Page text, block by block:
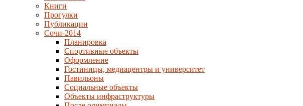
Книги
Прогулки
Публикации
Сочи-2014
Планировка
Спортивные объекты
Оформление
Гостиницы, медиацентры и университет
Павильоны
Социальные объекты
Объекты инфраструктуры